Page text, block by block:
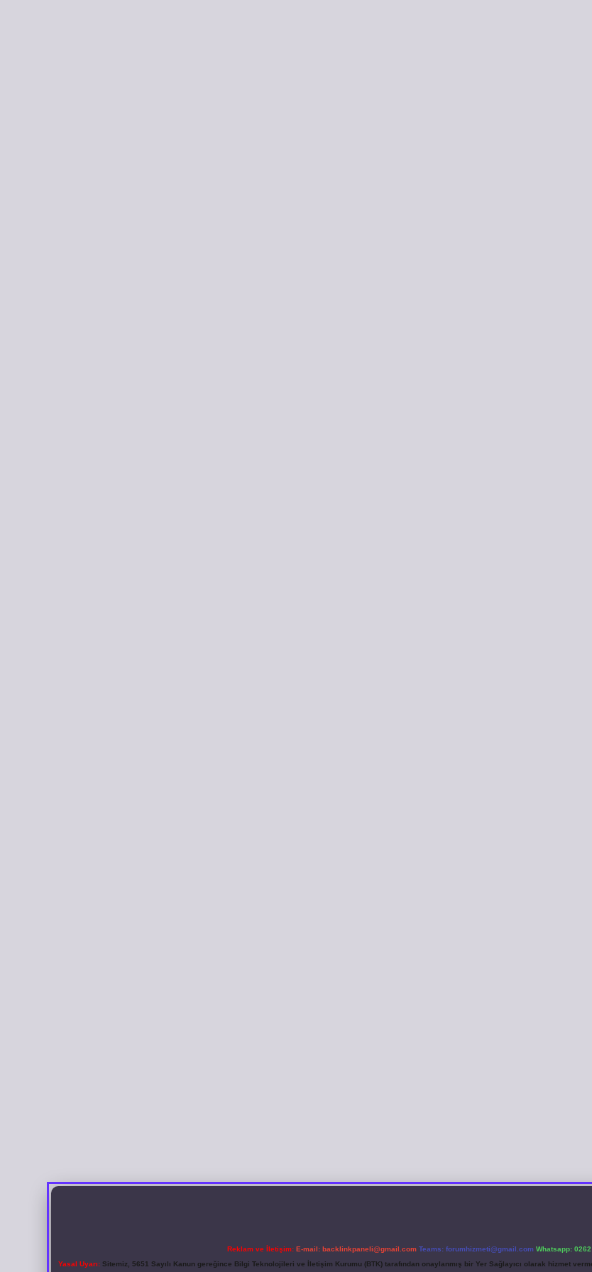
Reklam ve İletişim: E-mail: backlinkpaneli@gmail.com Teams: forumhizmeti@gmail.com Whatsapp:
Yasal Uyarı:Sitemiz, 5651 Sayılı Kanun gereğince Bilgi Teknolojileri ve İletişim Kurumu (BTK) tarafından onaylanmış bir Yer Sağlayıcı olarak hizmet